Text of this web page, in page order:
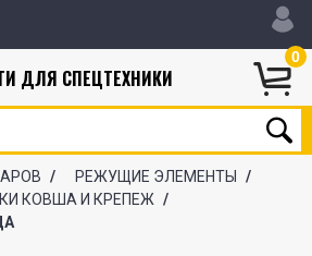
0
ДЛЯ СПЕЦТЕХНИКИ
/ РЕЖУЩИЕ ЭЛЕМЕНТЫ
/
КОВША И КРЕПЕЖ /